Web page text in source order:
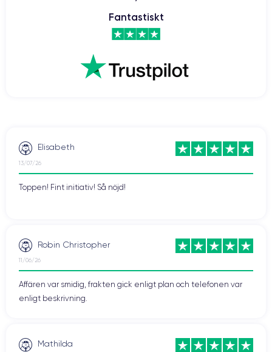
Fantastiskt
Elisabeth
13/07/26
Toppen! Fint initiativ! Så nöjd!
Robin Christopher
11/06/26
Affären var smidig, frakten gick enligt plan och telefonen var
enligt beskrivning.
Mathilda